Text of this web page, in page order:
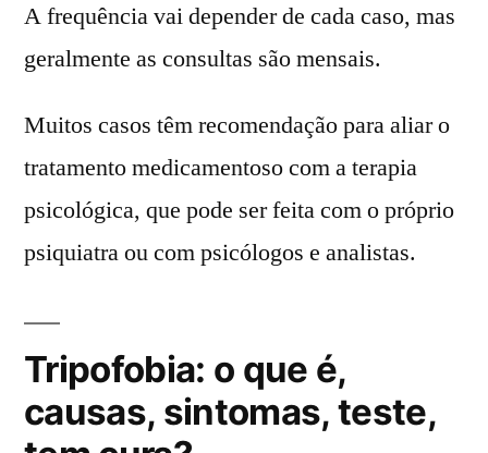
A frequência vai depender de cada caso, mas
geralmente as consultas são mensais.
Muitos casos têm recomendação para aliar o
tratamento medicamentoso com a terapia
psicológica, que pode ser feita com o próprio
psiquiatra ou com psicólogos e analistas.
Tripofobia: o que é,
causas, sintomas, teste,